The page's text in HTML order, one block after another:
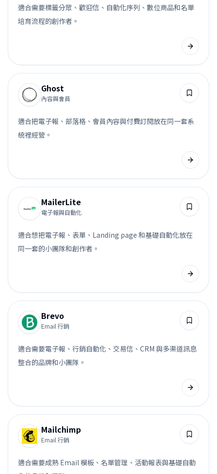
適合需要標籤分眾、歡迎信、自動化序列、數位商品和名單
培育流程的創作者。
Ghost
內容與會員
適合把電子報、部落格、會員內容與付費訂閱放在同一套系
統裡經營。
MailerLite
電子報與自動化
適合想把電子報、表單、Landing page 和基礎自動化放在
同一套的小團隊和創作者。
Brevo
Email 行銷
適合需要電子報、行銷自動化、交易信、CRM 與多渠道訊息
整合的品牌和小團隊。
Mailchimp
Email 行銷
適合需要成熟 Email 模板、名單管理、活動報表與基礎自動